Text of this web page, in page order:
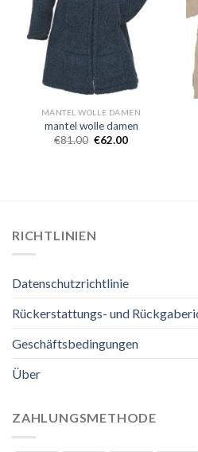
MANTEL WOLLE DAMEN
mantel wolle damen
€81.00 €62.00
RICHTLINIEN
Datenschutzrichtlinie
Rückerstattungs- und
Geschäftsbedingungen
Über
ZAHLUNGSMETHODE